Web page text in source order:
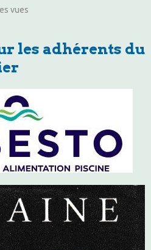
vues
les adhérents du